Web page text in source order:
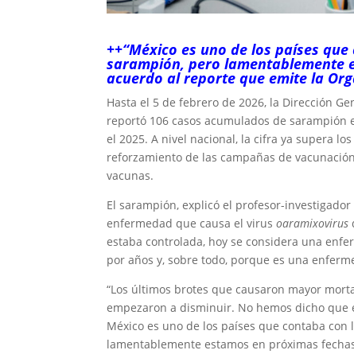
++“México es uno de los países
sarampión, pero lamentablemente
acuerdo al reporte que emite la
Hasta el 5 de febrero de 2026, la Dirección
reportó 106 casos acumulados de
el 2025. A nivel nacional, la cifra ya supera
reforzamiento de las campañas de
vacunas.
El sarampión, explicó el profesor-
enfermedad que causa el virusoaramixovirus
estaba controlada, hoy se considera una
por años y, sobre todo, porque es una
“Los últimos brotes que causaron mayor
empezaron a disminuir. No hemos dicho
México es uno de los países que contaba
lamentablemente estamos en próximas